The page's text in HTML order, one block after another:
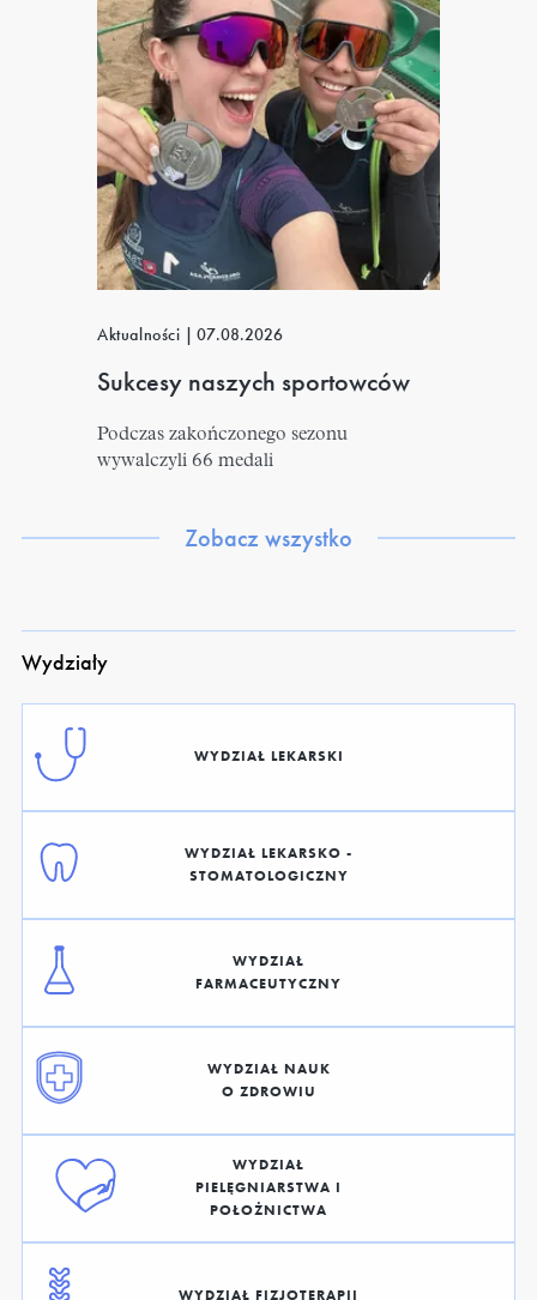
Zobacz wszystko
Aktualności | 07.08.2026
Sukcesy naszych sportowców
Podczas zakończonego sezonu
wywalczyli 66 medali
Wydziały
WYDZIAŁ LEKARSKI
WYDZIAŁ LEKARSKO -
STOMATOLOGICZNY
WYDZIAŁ
FARMACEUTYCZNY
WYDZIAŁ NAUK
O ZDROWIU
WYDZIAŁ
PIELĘGNIARSTWA I
POŁOŻNICTWA
WYDZIAŁ FIZJOTERAPII